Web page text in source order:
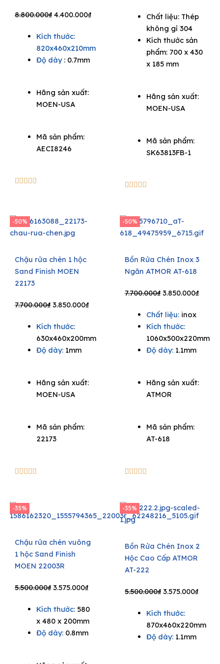
8.800.000₫ Original
was:
8.800.000₫.
4.400.000₫Current
4.400.000₫.
Kích thước:
820x460x210mm
Độ dày : 0.7mm
Hãng sản xuất:
MOEN-USA
Mã sản phẩm:
AECI8246
    
was:
5.940.000₫.
Chất liệu: Thép
không gỉ 304
Kích thước sản
phẩm: 700 x 430
x 185 mm
Hãng sản xuất:
MOEN-USA
Mã sản phẩm:
SK63813FB-1
    
-50%
Chậu rửa chén 1 hộc
Sand Finish MOEN
22173
7.700.000₫ Original
was:
7.700.000₫.
3.850.000₫Current
3.850.000₫.
Kích thước:
630x460x200mm
Độ dày:1mm
Hãng sản xuất:
MOEN-USA
Mã sản phẩm:
22173
    
-50%
Bồn Rửa Chén Inox 3
Ngăn ATMOR AT-618
7.700.000₫ Original
was:
7.700.000₫.
3.850.000₫
Chất liệu: inox
Kích thước:
1060x500x220mm
Độ dày:1.1mm
Hãng sản xuất:
ATMOR
Mã sản phẩm:
AT-618
    
-35%
Chậu rửa chén vuông
1 hộc Sand Finish
MOEN 22003R
5.500.000₫ Original
was:
5.500.000₫.
3.575.000₫Current
is:
3.575.000₫.
Kích thước:580
x 480 x 200mm
Độ dày:0.8mm
-35%
Bồn Rửa Chén Inox 2
Hộc Cao Cấp ATMOR
AT-222
5.500.000₫ Original
was:
5.500.000₫.
3.575.000₫
Kích thước:
870x460x220mm
Độ dày:1.1mm